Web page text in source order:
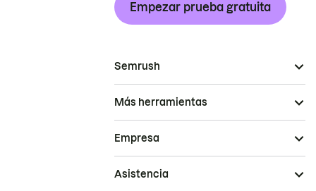
Empezar prueba gratuita
Semrush
Más herramientas
Empresa
Asistencia